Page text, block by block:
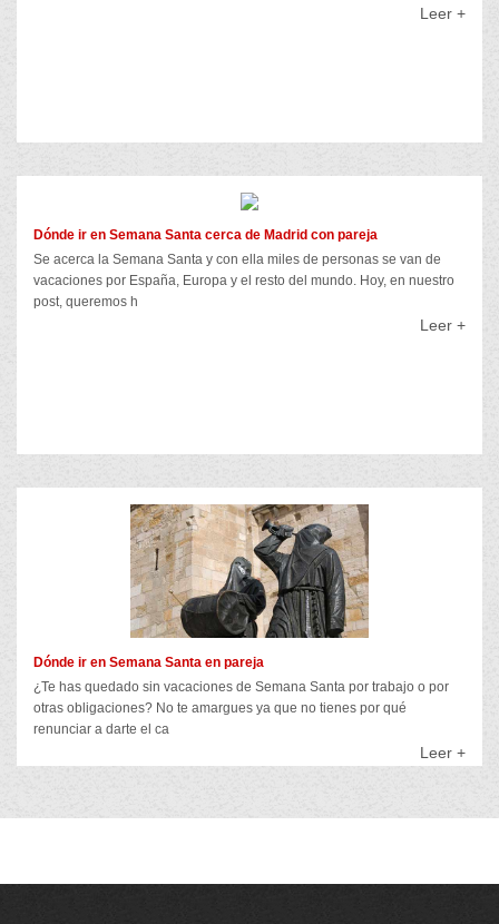
Leer +
Dónde ir en Semana Santa cerca de Madrid con pareja
Se acerca la Semana Santa y con ella miles de personas se van de
vacaciones por España, Europa y el resto del mundo. Hoy, en nuestro
post, queremos h
Leer +
Dónde ir en Semana Santa en pareja
¿Te has quedado sin vacaciones de Semana Santa por trabajo o por
otras obligaciones? No te amargues ya que no tienes por qué
renunciar a darte el ca
Leer +